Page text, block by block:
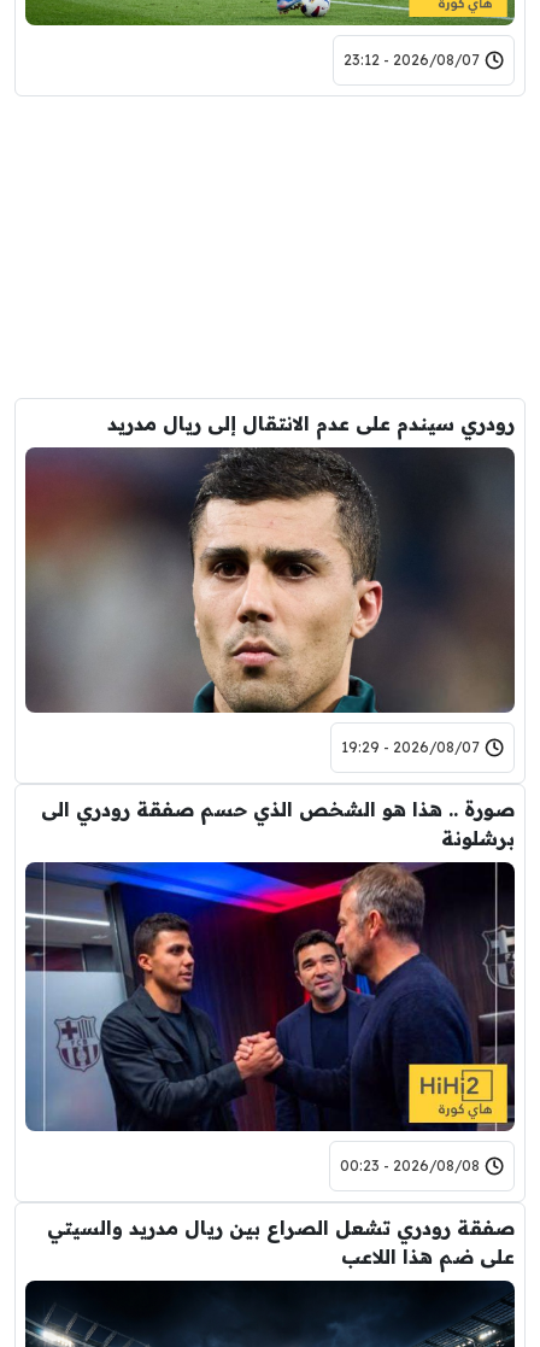
2026/08/07 - 23:12
رودري سيندم على عدم الانتقال إلى ريال مدريد
2026/08/07 - 19:29
صورة .. هذا هو الشخص الذي حسم صفقة رودري الى
برشلونة
2026/08/08 - 00:23
صفقة رودري تشعل الصراع بين ريال مدريد والسيتي
على ضم هذا اللاعب